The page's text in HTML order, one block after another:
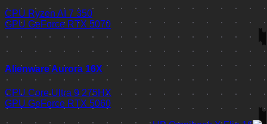
CPU Ryzen AI 7 350
GPU GeForce RTX 5070
Alienware Aurora 16X
CPU Core Ultra 9 275HX
GPU GeForce RTX 5060